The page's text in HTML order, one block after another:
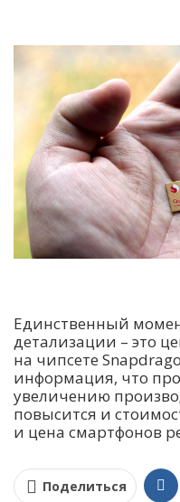
Единственный
детализации – это
на чипсете
информация, что
увеличению
повысится и
и цена смартфонов
Поделиться